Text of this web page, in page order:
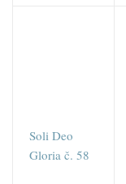
Soli Deo
Gloria č. 58